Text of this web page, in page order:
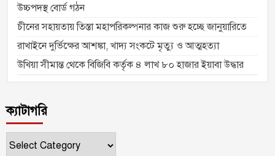
উচ্চপদস্থ বোর্ড গঠন
চীনের সহায়তায় তিস্তা মহাপরিকল্পনার কাজ শুরু হচ্ছে জানুয়ারিতে
রাখাইনে দুর্ভিক্ষের আশঙ্কা, খাদ্য সংকটে মৃত্যু ও আত্মহত্যা
উখিয়া সীমান্ত থেকে বিজিবি কর্তৃক ৪ লাখ ৮০ হাজার ইয়াবা উদ্ধার
ক্যাটাগরি
ক্যাটাগরি